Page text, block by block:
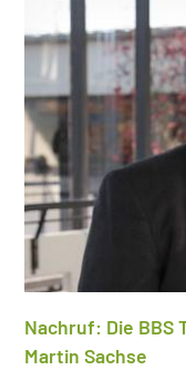
Nachruf: Die BBS
Martin Sachse